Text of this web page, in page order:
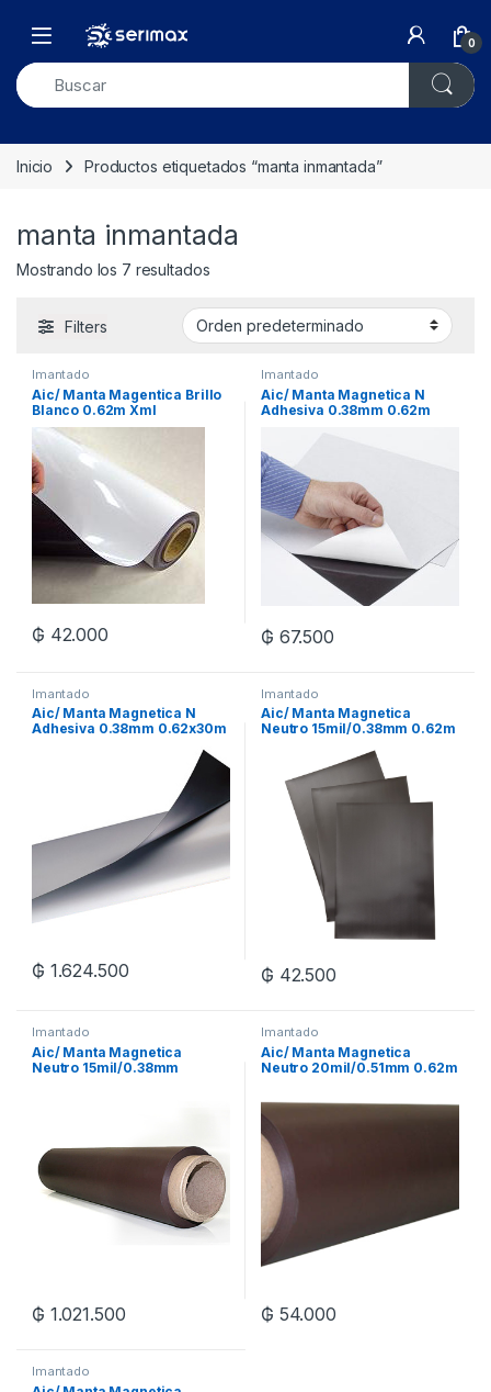
Open 0
Inicio Productos etiquetados “manta inmantada”
manta inmantada
Mostrando los 7 resultados
Filters
Imantado
Aic/ Manta Magentica Brillo
Blanco 0.62m Xml
₲ 42.000
Imantado
Aic/ Manta Magnetica N
Adhesiva 0.38mm 0.62m
₲ 67.500
Imantado
Aic/ Manta Magnetica N
Adhesiva 0.38mm 0.62x30m
₲ 1.624.500
Imantado
Aic/ Manta Magnetica
Neutro 15mil/0.38mm 0.62m
₲ 42.500
Imantado
Aic/ Manta Magnetica
Neutro 15mil/0.38mm
₲ 1.021.500
Imantado
Aic/ Manta Magnetica
Neutro 20mil/0.51mm 0.62m
₲ 54.000
Imantado